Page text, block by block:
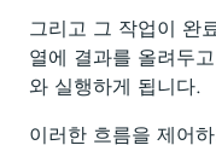
그리고 그 작업이 완
열에 결과를 올려두
와 실행하게 됩니다.
이러한 흐름을 제어